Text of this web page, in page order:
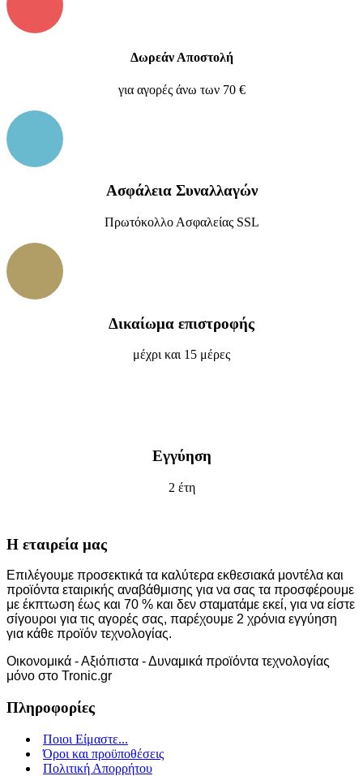
Δωρεάν Αποστολή
για αγορές άνω των 70 €
Ασφάλεια Συναλλαγών
Πρωτόκολλο Ασφαλείας SSL
Δικαίωμα επιστροφής
μέχρι και 15 μέρες
Εγγύηση
2 έτη
Η εταιρεία μας
Επιλέγουμε προσεκτικά τα καλύτερα εκθεσιακά μοντέλα και
προϊόντα εταιρικής αναβάθμισης για να σας τα προσφέρουμε
με έκπτωση έως και 70 % και δεν σταματάμε εκεί, για να είστε
σίγουροι για τις αγορές σας, παρέχουμε 2 χρόνια εγγύηση
για κάθε προϊόν τεχνολογίας.
Οικονομικά - Αξιόπιστα - Δυναμικά προϊόντα τεχνολογίας
μόνο στο Tronic.gr
Πληροφορίες
Ποιοι Είμαστε...
Όροι και προϋποθέσεις
Πολιτική Απορρήτου